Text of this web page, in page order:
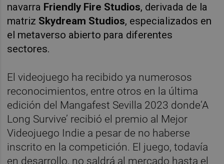
navarra Friendly Fire Studios, derivada de la
matriz Skydream Studios, especializados en
el metaverso abierto para diferentes
sectores.
El videojuego ha recibido ya numerosos
reconocimientos, entre otros en la última
edición del Mangafest Sevilla 2023 donde‘A
Long Survive’ recibió el premio al Mejor
Videojuego Indie a pesar de no haberse
inscrito en la competición. El juego, todavía
en desarrollo, no saldrá al mercado hasta el